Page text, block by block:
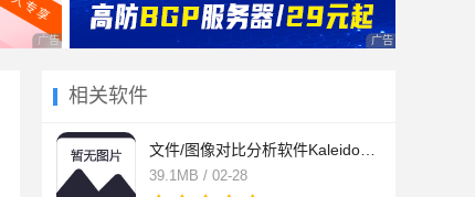
广告 商业广告，理性选择 广告 商业广告，理
相关软件
39.1MB / 02-28